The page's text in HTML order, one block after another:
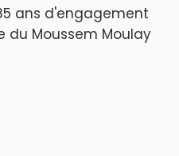
ans d'engagement
Moussem Moulay